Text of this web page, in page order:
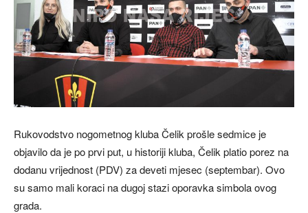
Rukovodstvo nogometnog kluba Čelik prošle sedmice je
objavilo da je po prvi put, u historiji kluba, Čelik platio porez na
dodanu vrijednost (PDV) za deveti mjesec (septembar). Ovo
su samo mali koraci na dugoj stazi oporavka simbola ovog
grada.